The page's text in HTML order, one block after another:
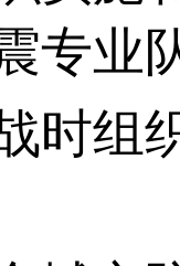
专业
时